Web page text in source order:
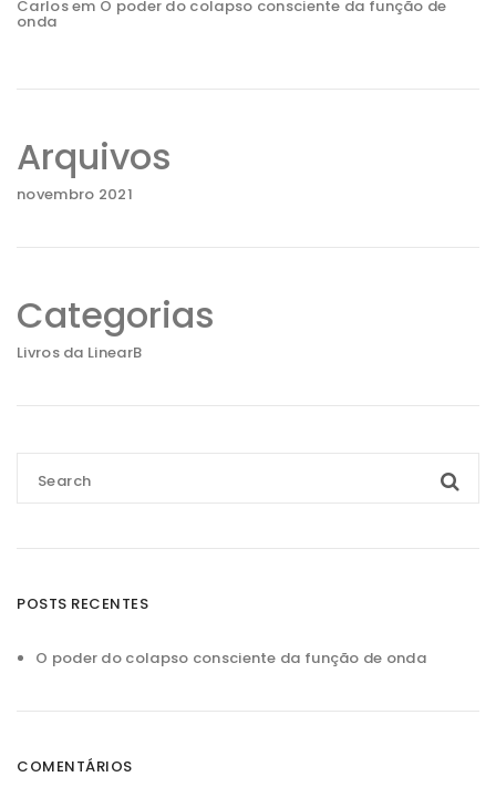
Carlosem O poder do colapso consciente da função de
onda
Arquivos
novembro 2021
Categorias
Livros da LinearB
POSTS RECENTES
O poder do colapso consciente da função de onda
COMENTÁRIOS